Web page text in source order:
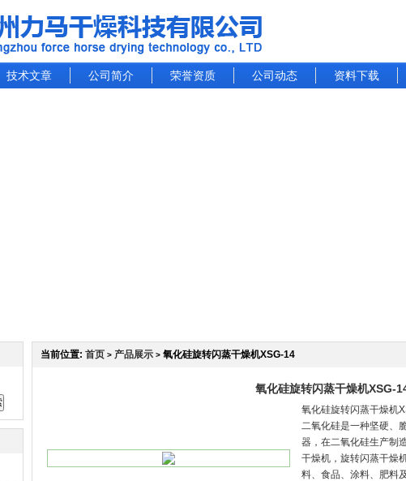
技术文章 公司简介 荣誉资质 公司动态 资料下载
当前位置: 首页 > 产品展示 > 氧化硅旋转闪蒸干燥机XSG-14
氧化硅旋转闪蒸干燥机XSG-
氧化硅旋转闪蒸干燥机
二氧化硅是一种坚硬、
器，在二氧化硅生产制
干燥机，旋转闪蒸干燥
料、食品、涂料、肥料